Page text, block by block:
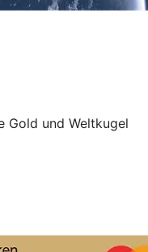
Gold und Weltkugel